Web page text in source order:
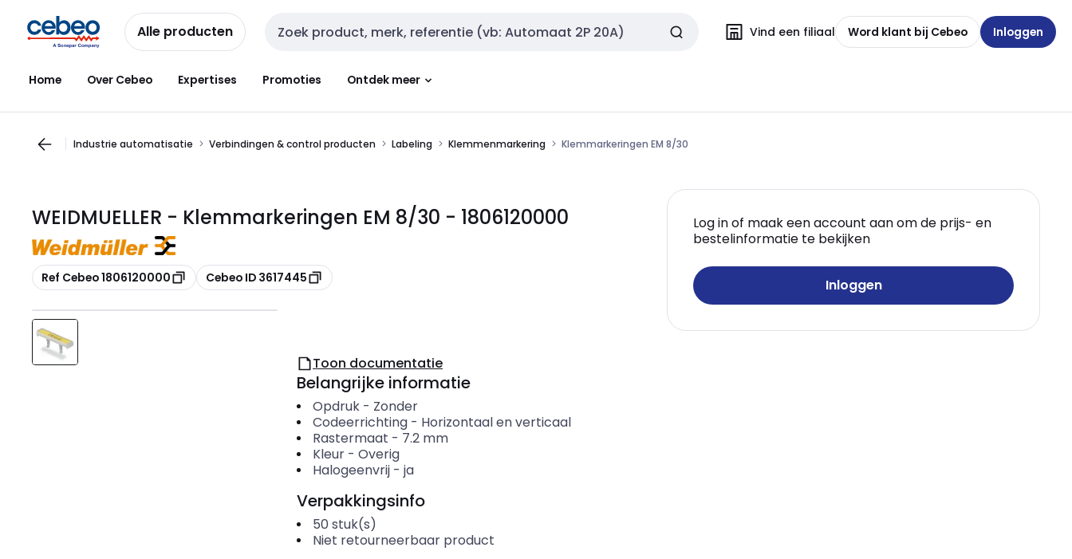
naar
navigatie
naar
inhoud
Alle producten Zoekveld invoer Vind een filiaal Word klant bij Cebeo Inloggen
Home Over Cebeo Expertises Promoties Ontdek meer
Industrie automatisatie Verbindingen & control producten Labeling Klemmenmarkering Klemmarkeringen EM 8/30
WEIDMUELLER - Klemmarkeringen EM 8/30 - 1806120000
Kopiëren
Ref Cebeo 1806120000 Kopiëren
Cebeo ID 3617445
Log in of maak een account aan om de prijs- en
bestelinformatie te bekijken
Inloggen
Toon documentatie
Belangrijke informatie
Opdruk- Zonder
Codeerrichting- Horizontaal en verticaal
Rastermaat - 7.2 mm
Kleur- Overig
Halogeenvrij- ja
Verpakkingsinfo
50 stuk(s)
Niet retourneerbaar product